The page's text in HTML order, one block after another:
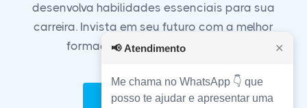
desenvolva habilidades essenciais para sua
carreira. Invista em seu futuro com a melhor
formação técnica do mercado!
Matricule-se Agora!
📢 Atendimento ✕
Me chama no WhatsApp 👇 que
posso te ajudar e apresentar uma